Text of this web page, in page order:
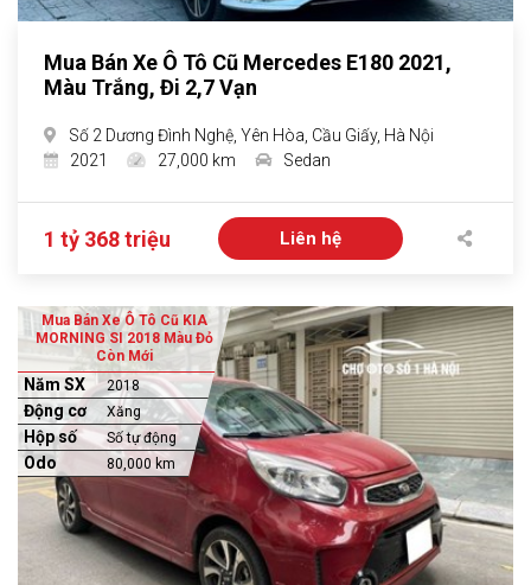
Mua Bán Xe Ô Tô Cũ Mercedes E180 2021,
Màu Trắng, Đi 2,7 Vạn
Số 2 Dương Đình Nghệ, Yên Hòa, Cầu Giấy, Hà Nội
2021
27,000 km Sedan
1 tỷ 368 triệu Liên hệ
Mua Bán Xe Ô Tô Cũ KIA
MORNING SI 2018 Màu Đỏ
Còn Mới
Năm SX 2018
Động cơ Xăng
Hộp số Số tự động
Odo 80,000 km